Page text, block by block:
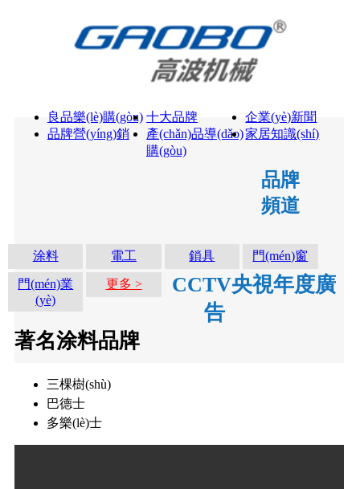
良品樂(lè)購(gòu) 十大品牌
企業(yè)新聞
品牌營(yíng)銷
產(chǎn)品導(dǎo)
購(gòu)
家居知識(shí)
品牌
頻道
涂料 電工 鎖具 門(mén)窗
門(mén)業
(yè)
更多 >
CCTV央視年度廣
告
著名涂料品牌
三棵樹(shù)
巴德士
多樂(lè)士